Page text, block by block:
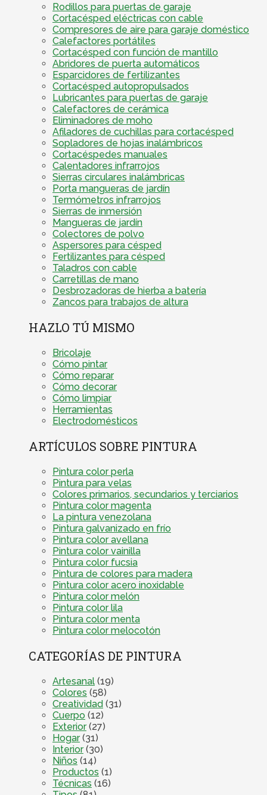
Rodillos para puertas de garaje
Cortacésped eléctricas con cable
Compresores de aire para garaje doméstico
Calefactores portátiles
Cortacésped con función de mantillo
Abridores de puerta automáticos
Esparcidores de fertilizantes
Cortacésped autopropulsados
Lubricantes para puertas de garaje
Calefactores de cerámica
Eliminadores de moho
Afiladores de cuchillas para cortacésped
Sopladores de hojas inalámbricos
Cortacéspedes manuales
Calentadores infrarrojos
Sierras circulares inalámbricas
Porta mangueras de jardín
Termómetros infrarrojos
Sierras de inmersión
Mangueras de jardín
Colectores de polvo
Aspersores para césped
Fertilizantes para césped
Taladros con cable
Carretillas de mano
Desbrozadoras de hierba a batería
Zancos para trabajos de altura
HAZLO TÚ MISMO
Bricolaje
Cómo pintar
Cómo reparar
Cómo decorar
Cómo limpiar
Herramientas
Electrodomésticos
ARTÍCULOS SOBRE PINTURA
Pintura color perla
Pintura para velas
Colores primarios, secundarios y terciarios
Pintura color magenta
La pintura venezolana
Pintura galvanizado en frío
Pintura color avellana
Pintura color vainilla
Pintura color fucsia
Pintura de colores para madera
Pintura color acero inoxidable
Pintura color melón
Pintura color lila
Pintura color menta
Pintura color melocotón
CATEGORÍAS DE PINTURA
Artesanal (19)
Colores (58)
Creatividad (31)
Cuerpo (12)
Exterior(27)
Hogar(31)
Interior(30)
Niños (14)
Productos (1)
Técnicas (16)